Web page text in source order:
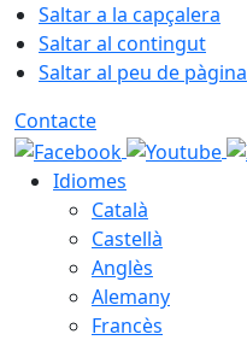
Saltar a la capçalera
Saltar al contingut
Saltar al peu de pàgina
Contacte
Idiomes
Català
Castellà
Anglès
Alemany
Francès